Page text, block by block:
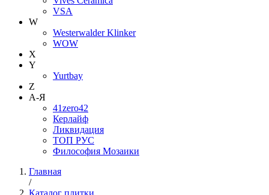
VSA
W
Westerwalder Klinker
WOW
X
Y
Yurtbay
Z
А-Я
41zero42
Керлайф
Ликвидация
ТОП РУС
Философия Мозаики
Главная
/
Каталог плитки